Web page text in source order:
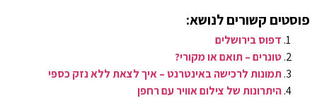
פוסטים קשורים לנושא:
דפוס בירושלים
טונרים – תואם או מקורי?
תמונות לרכישה באינטרנט – איך לצאת ללא נזק כספי
היתרונות של צילום אוויר עם רחפן